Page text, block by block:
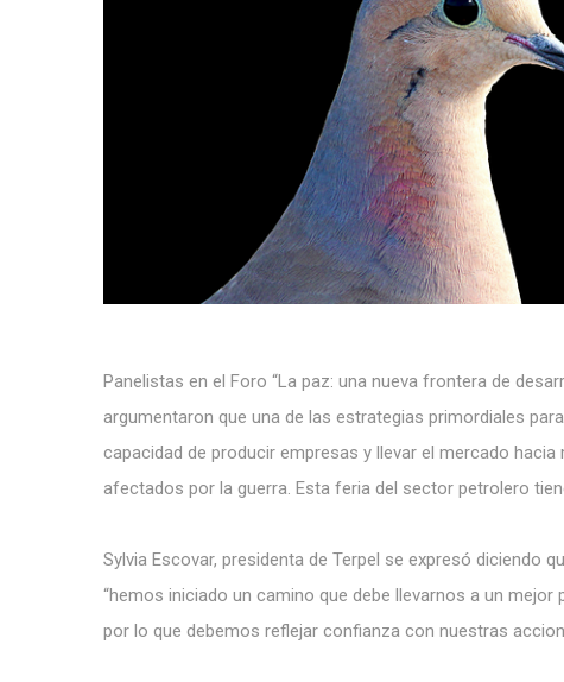
Panelistas en el Foro “La paz: una nueva frontera de
argumentaron que una de las estrategias primordiales
capacidad de producir empresas y llevar el mercado
afectados por la guerra. Esta feria del sector petrolero
Sylvia Escovar, presidenta de Terpel se expresó diciendo
“hemos iniciado un camino que debe llevarnos a un
por lo que debemos reflejar confianza con nuestras